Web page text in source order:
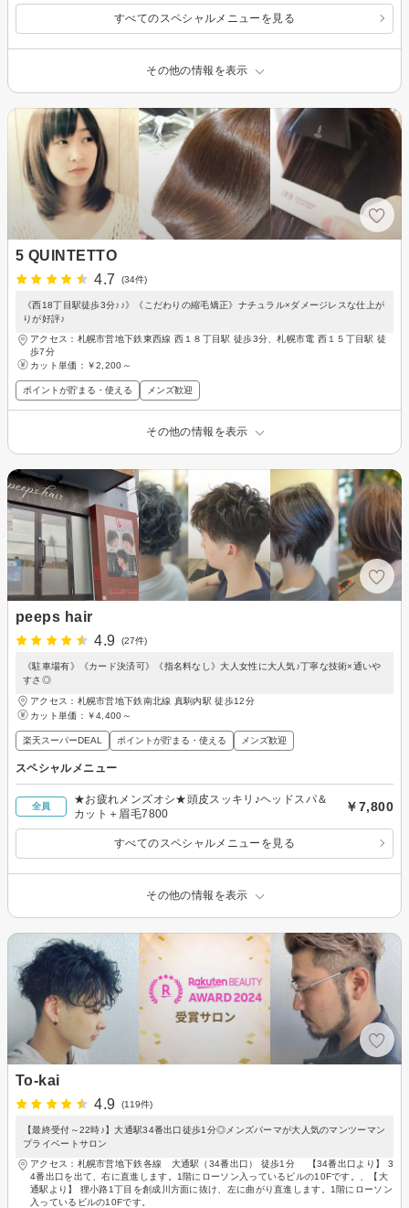
すべてのスペシャルメニューを見る
その他の情報を表示
5 QUINTETTO
4.7
(34件)
《西18丁目駅徒歩3分♪♪》《こだわりの縮毛矯正》ナチュラル×ダメージレスな仕上が
りが好評♪
アクセス：札幌市営地下鉄東西線 西１８丁目駅 徒歩3分、札幌市電 西１５丁目駅 徒
歩7分
カット単価： ￥2,200～
ポイントが貯まる・使える メンズ歓迎
その他の情報を表示
peeps hair
4.9
(27件)
《駐車場有》《カード決済可》《指名料なし》大人女性に大人気♪丁寧な技術×通いや
すさ◎
アクセス：札幌市営地下鉄南北線 真駒内駅 徒歩12分
カット単価： ￥4,400～
楽天スーパーDEAL ポイントが貯まる・使える メンズ歓迎
スペシャルメニュー
全員
★お疲れメンズオシ★頭皮スッキリ♪ヘッドスパ＆
カット＋眉毛7800
￥7,800
すべてのスペシャルメニューを見る
その他の情報を表示
To-kai
4.9
(119件)
【最終受付～22時♪】大通駅34番出口徒歩1分◎メンズパーマが大人気のマンツーマン
プライベートサロン
アクセス：札幌市営地下鉄各線 大通駅（34番出口） 徒歩1分 【34番出口より】 3
4番出口を出て、右に直進します。1階にローソン入っているビルの10Fです。、【大
通駅より】 狸小路1丁目を創成川方面に抜け、左に曲がり直進します。1階にローソン
入っているビルの10Fです。